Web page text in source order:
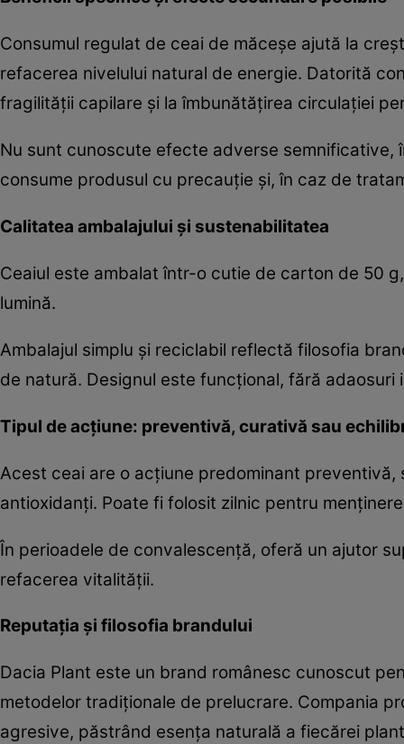
Consumul regulat de ceai de măceșe ajută la
refacerea nivelului natural de energie. Datorită
fragilității capilare și la îmbunătățirea circulației
Nu sunt cunoscute efecte adverse
consume produsul cu precauție și, în caz de
Calitatea ambalajului și sustenabilitatea
Ceaiul este ambalat într-o cutie de carton de 50
lumină.
Ambalajul simplu și reciclabil reflectă filosofia
de natură. Designul este funcțional, fără
Tipul de acțiune: preventivă, curativă sau
Acest ceai are o acțiune predominant
antioxidanți. Poate fi folosit zilnic pentru
În perioadele de convalescență, oferă un ajutor
refacerea vitalității.
Reputația și filosofia brandului
Dacia Plant este un brand românesc cunoscut
metodelor tradiționale de prelucrare. Compania
agresive, păstrând esența naturală a fiecărei